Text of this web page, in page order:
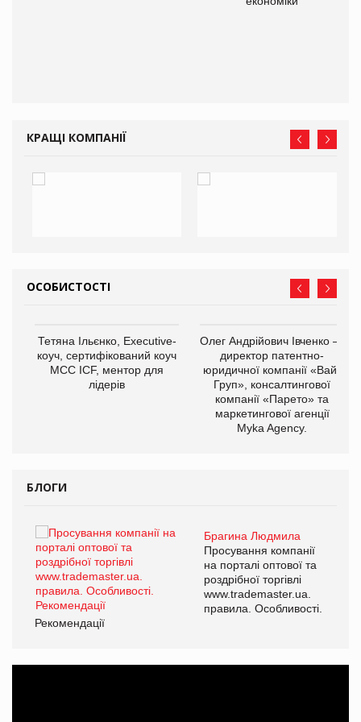
КРАЩІ КОМПАНІЇ
ОСОБИСТОСТІ
Тетяна Ільєнко, Executive-
коуч, сертифікований коуч
МСС ICF, ментор для
лідерів
Олег Андрійович Івченко —
директор патентно-
юридичної компанії «Вайз
Груп», консалтингової
компанії «Парето» та
маркетингової агенції
Myka Agency.
БЛОГИ
Брагина Людмила
Просування компанії
на порталі оптової та
роздрібної торгівлі
www.trademaster.ua.
правила. Особливості.
Рекомендації